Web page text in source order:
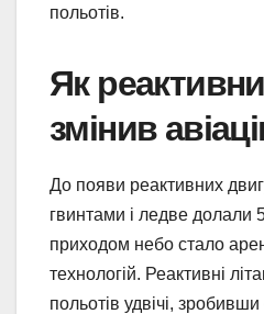
польотів.
Як
змінив
До появи реактивних
гвинтами і ледве долали
приходом небо стало
технологій. Реактивні
польотів удвічі,